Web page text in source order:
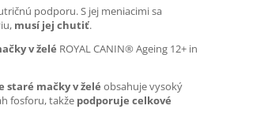
podporu. S jej meniacimi sa
musí jej chutiť.
v želé ROYAL CANIN® Ageing 12+ in
staré mačky v želé obsahuje vysoký
fosforu, takže podporuje celkové